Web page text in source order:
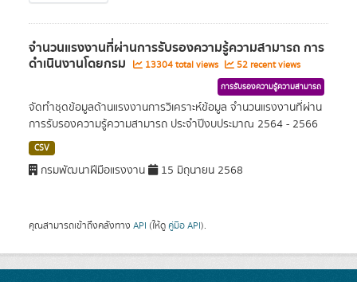
จำนวนแรงงานที่ผ่านการรับรองความรู้ความสามารถ การ
ดำเนินงานโดยกรม 13304 total views 52 recent views
การรับรองความรู้ความสามารถ
จัดทำชุดข้อมูลด้านแรงงานการวิเคราะห์ข้อมูล จำนวนแรงงานที่ผ่าน
การรับรองความรู้ความสามารถ ประจำปีงบประมาณ 2564 - 2566
CSV
กรมพัฒนาฝีมือแรงงาน 15 มิถุนายน 2568
คุณสามารถเข้าถึงคลังทาง API (ให้ดู คู่มือ API).